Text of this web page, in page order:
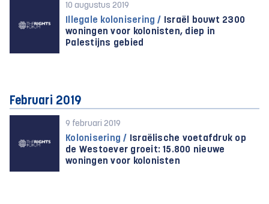
10 augustus 2019
Illegale kolonisering /
Israël bouwt 2300
woningen voor kolonisten, diep in
Palestijns gebied
Februari 2019
9 februari 2019
Kolonisering / Israëlische voetafdruk op
de Westoever groeit: 15.800 nieuwe
woningen voor kolonisten